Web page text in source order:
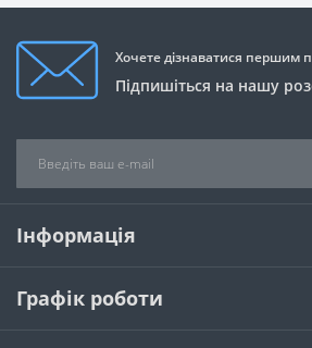
Хочете дізнаватися першим
Підпишіться на нашу
Інформація
Графік роботи